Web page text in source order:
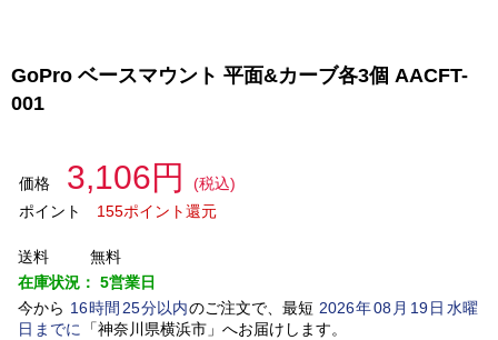
GoPro ベースマウント 平面&カーブ各3個 AACFT-
001
価格 3,106円
(税込)
ポイント
155ポイント還元
送料
無料
在庫状況： 5営業日
今から 16時間 25分以内のご注文で、最短 2026年08 月 19日水曜
日 までに 「神奈川県横浜市」 へお届けします。